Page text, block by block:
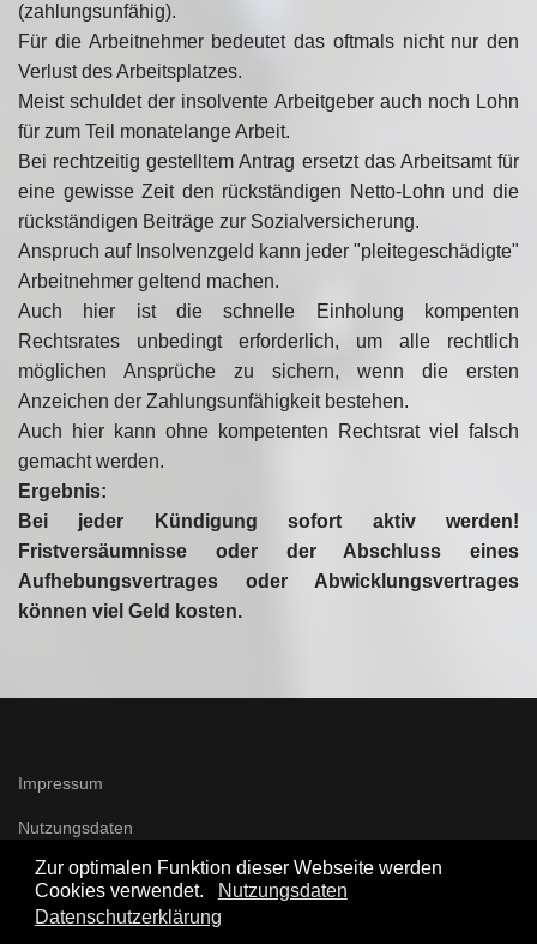
Zur optimalen Funktion dieser Webseite werden
Cookies verwendet.
Nutzungsdaten
Datenschutzerklärung
(zahlungsunfähig).
Für die Arbeitnehmer bedeutet das oftmals nicht nur den
Verlust des Arbeitsplatzes.
Meist schuldet der insolvente Arbeitgeber auch noch Lohn
für zum Teil monatelange Arbeit.
Bei rechtzeitig gestelltem Antrag ersetzt das Arbeitsamt für
eine gewisse Zeit den rückständigen Netto-Lohn und die
rückständigen Beiträge zur Sozialversicherung.
Anspruch auf Insolvenzgeld kann jeder "pleitegeschädigte"
Arbeitnehmer geltend machen.
Auch hier ist die schnelle Einholung kompenten
Rechtsrates unbedingt erforderlich, um alle rechtlich
möglichen Ansprüche zu sichern, wenn die ersten
Anzeichen der Zahlungsunfähigkeit bestehen.
Auch hier kann ohne kompetenten Rechtsrat viel falsch
gemacht werden.
Ergebnis:
Bei jeder Kündigung sofort aktiv werden!
Fristversäumnisse oder der Abschluss eines
Aufhebungsvertrages oder Abwicklungsvertrages
können viel Geld kosten.
Impressum
Nutzungsdaten